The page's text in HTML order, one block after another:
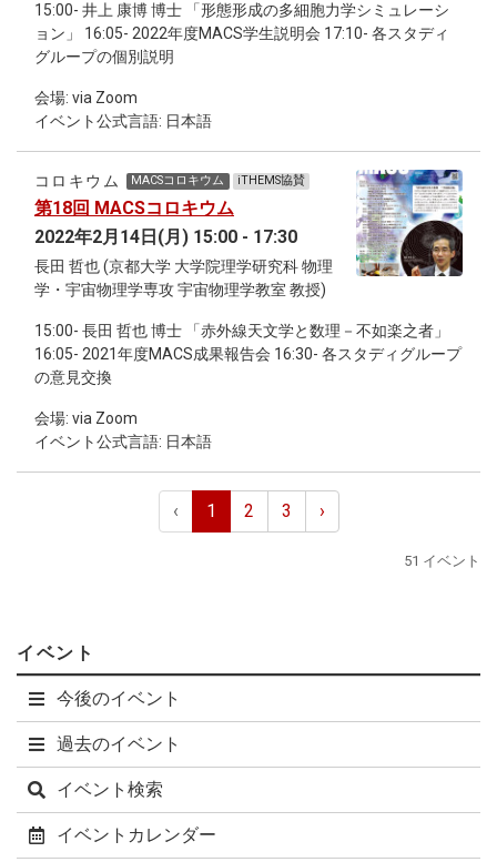
15:00- 井上 康博 博士 「形態形成の多細胞力学シミュレーシ
ョン」 16:05- 2022年度MACS学生説明会 17:10- 各スタディ
グループの個別説明
会場: via Zoom
イベント公式言語: 日本語
コロキウム MACSコロキウム iTHEMS協賛
第18回 MACSコロキウム
2022年2月14日(月) 15:00 - 17:30
長田 哲也 (京都大学 大学院理学研究科 物理
学・宇宙物理学専攻 宇宙物理学教室 教授)
15:00- 長田 哲也 博士 「赤外線天文学と数理－不如楽之者」
16:05- 2021年度MACS成果報告会 16:30- 各スタディグループ
の意見交換
会場: via Zoom
イベント公式言語: 日本語
‹ 1 2 3 ›
51 イベント
イベント
今後のイベント
過去のイベント
イベント検索
イベントカレンダー